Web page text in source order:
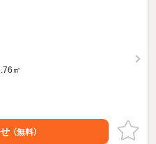
㎡
（無料）